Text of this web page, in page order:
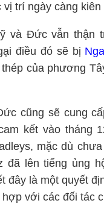
trí ngày càng
và Đức vẫn thận
điều đó sẽ bị Nga
của phương
cũng sẽ cung
kết vào tháng
mặc dù
lên tiếng ủng
đây là một quyết
với các đối tác